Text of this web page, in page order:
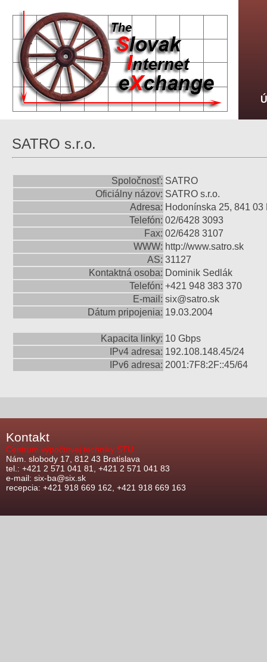
SATRO s.r.o.
Spoločnosť: SATRO
Oficiálny názov: SATRO s.r.o.
Adresa: Hodonínska 25, 841 03
Telefón: 02/6428 3093
Fax: 02/6428 3107
WWW: http://www.satro.sk
AS: 31127
Kontaktná osoba: Dominik Sedlák
Telefón: +421 948 383 370
E-mail: six@satro.sk
Dátum pripojenia: 19.03.2004
Kapacita linky: 10 Gbps
IPv4 adresa: 192.108.148.45/24
IPv6 adresa: 2001:7F8:2F::45/64
Kontakt
Centrum výpočtovej techniky STU
Nám. slobody 17, 812 43 Bratislava
tel.: +421 2 571 041 81, +421 2 571 041 83
e-mail: six-ba@six.sk
recepcia: +421 918 669 162, +421 918 669 163